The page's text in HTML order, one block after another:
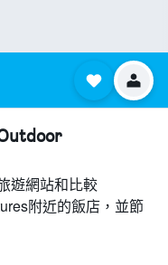
遊網站和比較
附近的飯店，並節